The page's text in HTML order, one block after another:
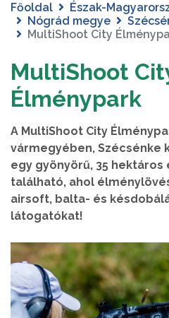
Főoldal
Észak-
Nógrád megye
MultiShoot City
MultiShoot
Élménypark
A MultiShoot City
vármegyében, Szécsénke
egy gyönyörű, 35
található, ahol
airsoft, balta- és
látogatókat!